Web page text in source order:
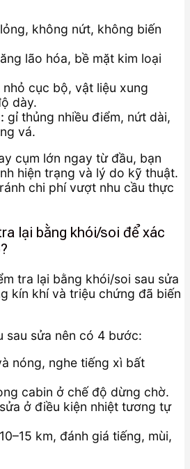
không nứt, không biến
lão hóa, bề mặt kim loại
cục bộ, vật liệu xung
dày.
gỉ thủng nhiều điểm, nứt dài,
vá.
cụm lớn ngay từ đầu, bạn
hiện trạng và lý do kỹ thuật.
chi phí vượt nhu cầu thực
lại bằng khói/soi để xác
tra lại bằng khói/soi sau sửa
kín khí và triệu chứng đã biến
sau sửa nên có 4 bước:
nóng, nghe tiếng xì bất
cabin ở chế độ dừng chờ.
ở điều kiện nhiệt tương tự
km, đánh giá tiếng, mùi,